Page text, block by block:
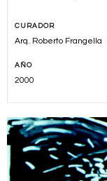
CURADOR
Arq. Roberto Frangella
AÑO
2000